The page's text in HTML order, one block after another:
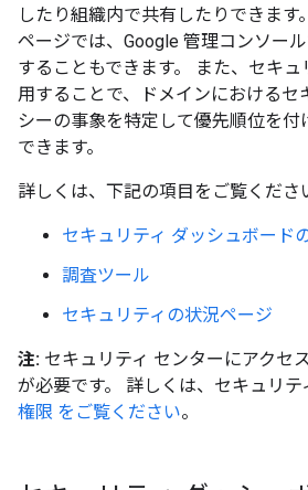
したり組織内で共有したりできます
ページでは、Google 管理コンソー
することもできます。 また、セキュ
用することで、ドメインにおけるセ
シーの事象を特定して優先順位を付
できます。
詳しくは、下記の項目をご覧くださ
セキュリティ ダッシュボード
調査ツール
セキュリティの状況ページ
注: セキュリティ センターにアクセ
が必要です。 詳しくは、セキュリテ
権限 をご覧ください。